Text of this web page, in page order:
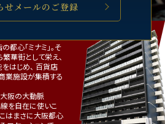
せメールのご登録
都心「ミナミ」。そ
繁華街として栄え、
はじめ、 百貨店
業施設が集積する
大阪の大動脈
を自在に使いこ
はまさに大阪都心